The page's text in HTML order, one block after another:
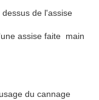
de l'assise
assise faite main
du cannage